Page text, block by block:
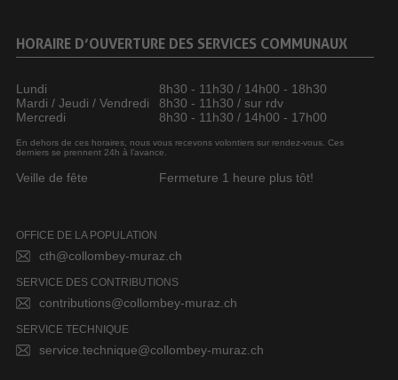
HORAIRE D’OUVERTURE DES SERVICES COMMUNAUX
Lundi
8h30 - 11h30 / 14h00 - 18h30
Mardi / Jeudi / Vendredi
8h30 - 11h30 / sur rdv
Mercredi
8h30 - 11h30 / 14h00 - 17h00
En dehors de ces horaires, nous vous recevons volontiers sur rendez-vous. Ces
derniers se prennent 24h à l’avance.
Veille de fête Fermeture 1 heure plus tôt!
OFFICE DE LA POPULATION
cth@collombey-muraz.ch
SERVICE DES CONTRIBUTIONS
contributions@collombey-muraz.ch
SERVICE TECHNIQUE
service.technique@collombey-muraz.ch